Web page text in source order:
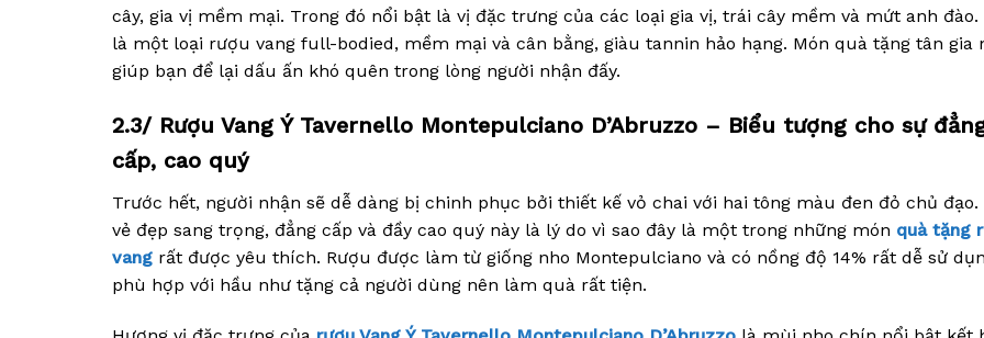
cây, gia vị mềm mại. Trong đó nổi bật là vị đặc trưng của các loại gia vị, trái cây mềm và mứt anh đào.
là một loại rượu vang full-bodied, mềm mại và cân bằng, giàu tannin hảo hạng. Món quà tặng tân gia
giúp bạn để lại dấu ấn khó quên trong lòng người nhận đấy.
2.3/ Rượu Vang Ý Tavernello Montepulciano D’Abruzzo – Biểu tượng cho sự
cấp, cao quý
Trước hết, người nhận sẽ dễ dàng bị chinh phục bởi thiết kế vỏ chai với hai tông màu đen đỏ chủ đạo.
vẻ đẹp sang trọng, đẳng cấp và đầy cao quý này là lý do vì sao đây là một trong những món quà tặng
vang rất được yêu thích. Rượu được làm từ giống nho Montepulciano và có nồng độ 14% rất dễ sử
phù hợp với hầu như tặng cả người dùng nên làm quà rất tiện.